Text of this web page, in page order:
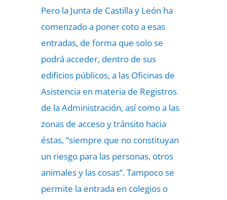
Pero la Junta de Castilla y León ha
comenzado a poner coto a esas
entradas, de forma que solo se
podrá acceder, dentro de sus
edificios públicos, a las Oficinas de
Asistencia en materia de Registros
de la Administración, así como a las
zonas de acceso y tránsito hacia
éstas, “siempre que no constituyan
un riesgo para las personas, otros
animales y las cosas”. Tampoco se
permite la entrada en colegios o